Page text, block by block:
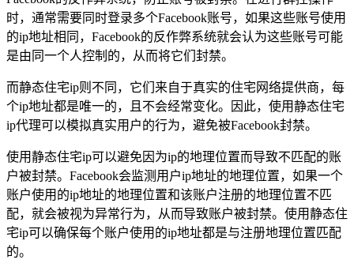
时，通常需要同时登录多个Facebook账号，如果这些账号使用
的ip地址相同，Facebook的反作弊系统就会认为这些账号可能
是由同一个人控制的，从而将它们封禁。
而静态住宅ip则不同，它们来自于真实的住宅网络提供商，每
个ip地址都是唯一的，且不会经常变化。因此，使用静态住宅
ip代理可以模拟真实用户的行为，避免被Facebook封禁。
使用静态住宅ip可以避免因为ip的地理位置而导致不匹配的账
户被封禁。Facebook会监测用户ip地址的地理位置，如果一个
账户使用的ip地址的地理位置和该账户注册的地理位置不匹
配，就会被视为异常行为，从而导致账户被封禁。使用静态住
宅ip可以确保每个账户使用的ip地址都是与注册地理位置匹配
的。